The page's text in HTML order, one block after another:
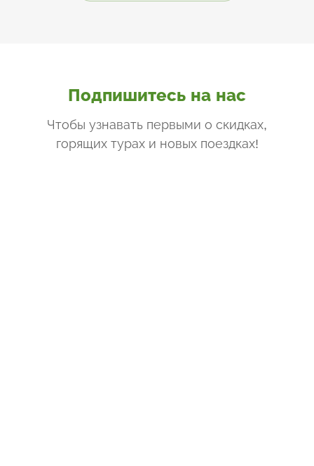
Подпишитесь на нас
Чтобы узнавать первыми о скидках,
горящих турах и новых поездках!